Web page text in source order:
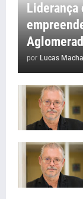
por Lucas